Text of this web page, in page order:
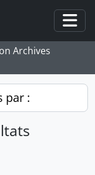
Archives
par :